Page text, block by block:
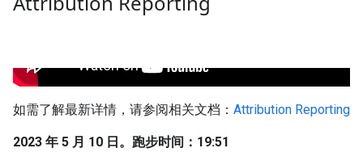
如需了解最新详情，请参阅相关文档： Attribution Reporting
2023 年 5 月 10 日。跑步时间：19:51